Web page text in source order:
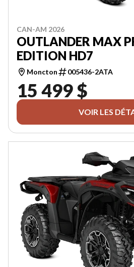
CAN-AM 2026
OUTLANDER MAX
EDITION HD7
Moncton 005436-2ATA
15 499 $
VOIR LES